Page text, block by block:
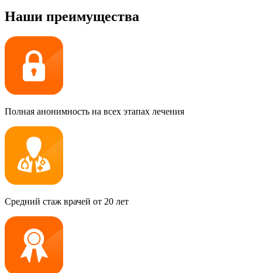
Наши преимущества
Полная анонимность на всех этапах лечения
Средний стаж врачей от 20 лет